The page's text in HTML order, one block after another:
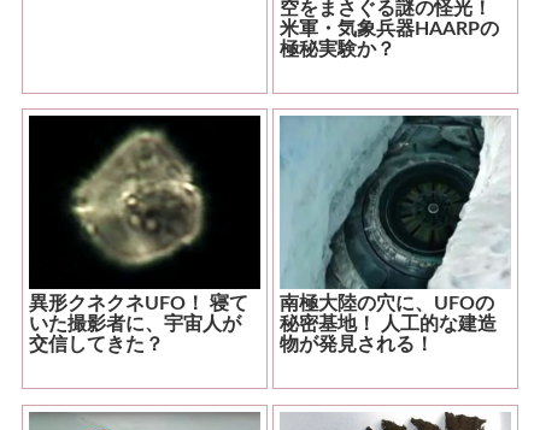
空をまさぐる謎の怪光！
米軍・気象兵器HAARPの
極秘実験か？
異形クネクネUFO！ 寝て
いた撮影者に、宇宙人が
交信してきた？
南極大陸の穴に、UFOの
秘密基地！ 人工的な建造
物が発見される！